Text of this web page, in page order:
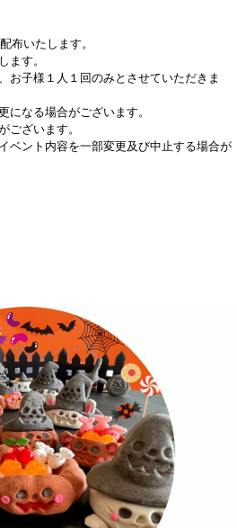
布いたします。
ます。
お子様１人１回のみとさせていただきま
なる場合がございます。
ございます。
ベント内容を一部変更及び中止する場合が